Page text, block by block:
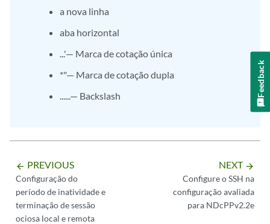
a nova linha
aba horizontal
...'— Marca de cotação única
*"— Marca de cotação dupla
......— Backslash
arrow_backward PREVIOUS
Configuração do
período de inatividade e
terminação de sessão
ociosa local e remota
NEXT arrow_forward
Configure o SSH na
configuração avaliada
para NDcPPv2.2e
Feedback